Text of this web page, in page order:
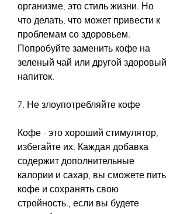
организме, это стиль жизни. Но
что делать, что может привести к
проблемам со здоровьем.
Попробуйте заменить кофе на
зеленый чай или другой здоровый
напиток.
7. Не злоупотребляйте кофе
Кофе - это хороший стимулятор,
избегайте их. Каждая добавка
содержит дополнительные
калории и сахар, вы сможете пить
кофе и сохранять свою
стройность., если вы будете